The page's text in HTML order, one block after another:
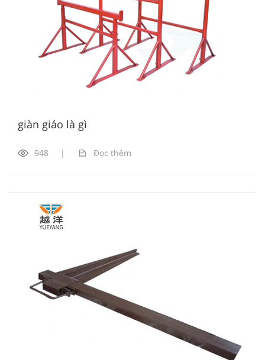
giàn giáo là gì
948 | Đọc thêm